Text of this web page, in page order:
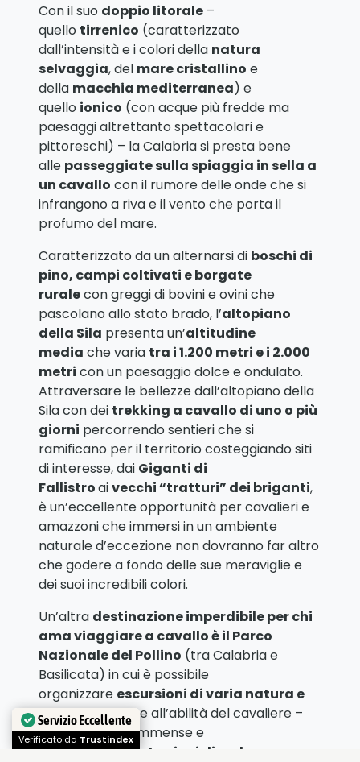
Con il suo doppio litorale –
quello tirrenico (caratterizzato
dall’intensità e i colori della natura
selvaggia, del mare cristallino e
della macchia mediterranea) e
quello ionico (con acque più fredde ma
paesaggi altrettanto spettacolari e
pittoreschi) – la Calabria si presta bene
alle passeggiate sulla spiaggia in sella a
un cavallo con il rumore delle onde che si
infrangono a riva e il vento che porta il
profumo del mare.
Caratterizzato da un alternarsi di boschi di
pino, campi coltivati e borgate
ruralecon greggi di bovini e ovini che
pascolano allo stato brado, l’altopiano
della Sila presenta un’altitudine
media che varia tra i 1.200 metri e i 2.000
metri con un paesaggio dolce e ondulato.
Attraversare le bellezze dall’altopiano della
Sila con dei trekking a cavallo di uno o più
giorni percorrendo sentieri che si
ramificano per il territorio costeggiando siti
di interesse, dai Giganti di
Fallistroaivecchi “tratturi” dei briganti,
è un’eccellente opportunità per cavalieri e
amazzoni che immersi in un ambiente
naturale d’eccezione non dovranno far altro
che godere a fondo delle sue meraviglie e
dei suoi incredibili colori.
Un’altra destinazione imperdibile per chi
ama viaggiare a cavallo è il Parco
Nazionale del Pollino (tra Calabria e
Basilicata) in cui è possibile
organizzare escursioni di varia natura e
durata– in base all’abilità del cavaliere –
attraversando immense e
affascinantipiantagioni di cedro
Servizio Eccellente
Verificato da Trustindex